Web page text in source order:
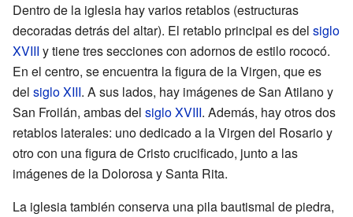
Dentro de la iglesia hay varios retablos (estructuras
decoradas detrás del altar). El retablo principal es del siglo
XVIII y tiene tres secciones con adornos de estilo rococó.
En el centro, se encuentra la figura de la Virgen, que es
del siglo XIII. A sus lados, hay imágenes de San Atilano y
San Froilán, ambas del siglo XVIII. Además, hay otros dos
retablos laterales: uno dedicado a la Virgen del Rosario y
otro con una figura de Cristo crucificado, junto a las
imágenes de la Dolorosa y Santa Rita.
La iglesia también conserva una pila bautismal de piedra,